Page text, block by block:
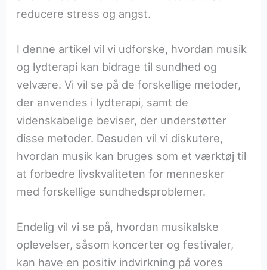
reducere stress og angst.
I denne artikel vil vi udforske, hvordan musik
og lydterapi kan bidrage til sundhed og
velvære. Vi vil se på de forskellige metoder,
der anvendes i lydterapi, samt de
videnskabelige beviser, der understøtter
disse metoder. Desuden vil vi diskutere,
hvordan musik kan bruges som et værktøj til
at forbedre livskvaliteten for mennesker
med forskellige sundhedsproblemer.
Endelig vil vi se på, hvordan musikalske
oplevelser, såsom koncerter og festivaler,
kan have en positiv indvirkning på vores